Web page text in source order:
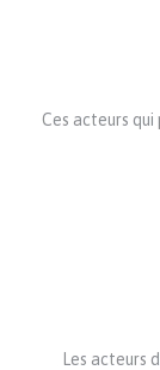
Ces acteurs qui
Les acteurs